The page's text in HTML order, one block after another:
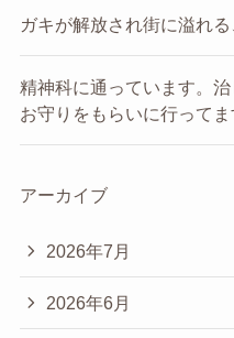
ガキが解放され街に溢れ
精神科に通っています。治
お守りをもらいに行ってま
アーカイブ
2026年7月
2026年6月